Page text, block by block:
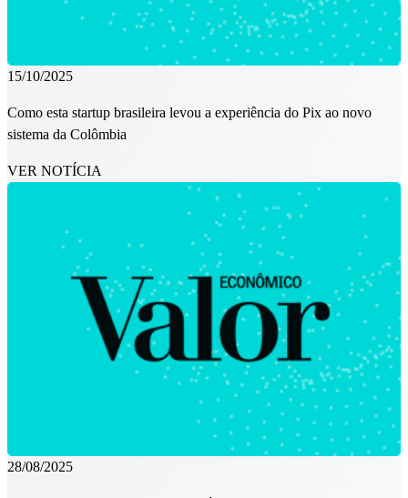
15/10/2025
Como esta startup brasileira levou a experiência do Pix ao novo
sistema da Colômbia
VER NOTÍCIA
28/08/2025